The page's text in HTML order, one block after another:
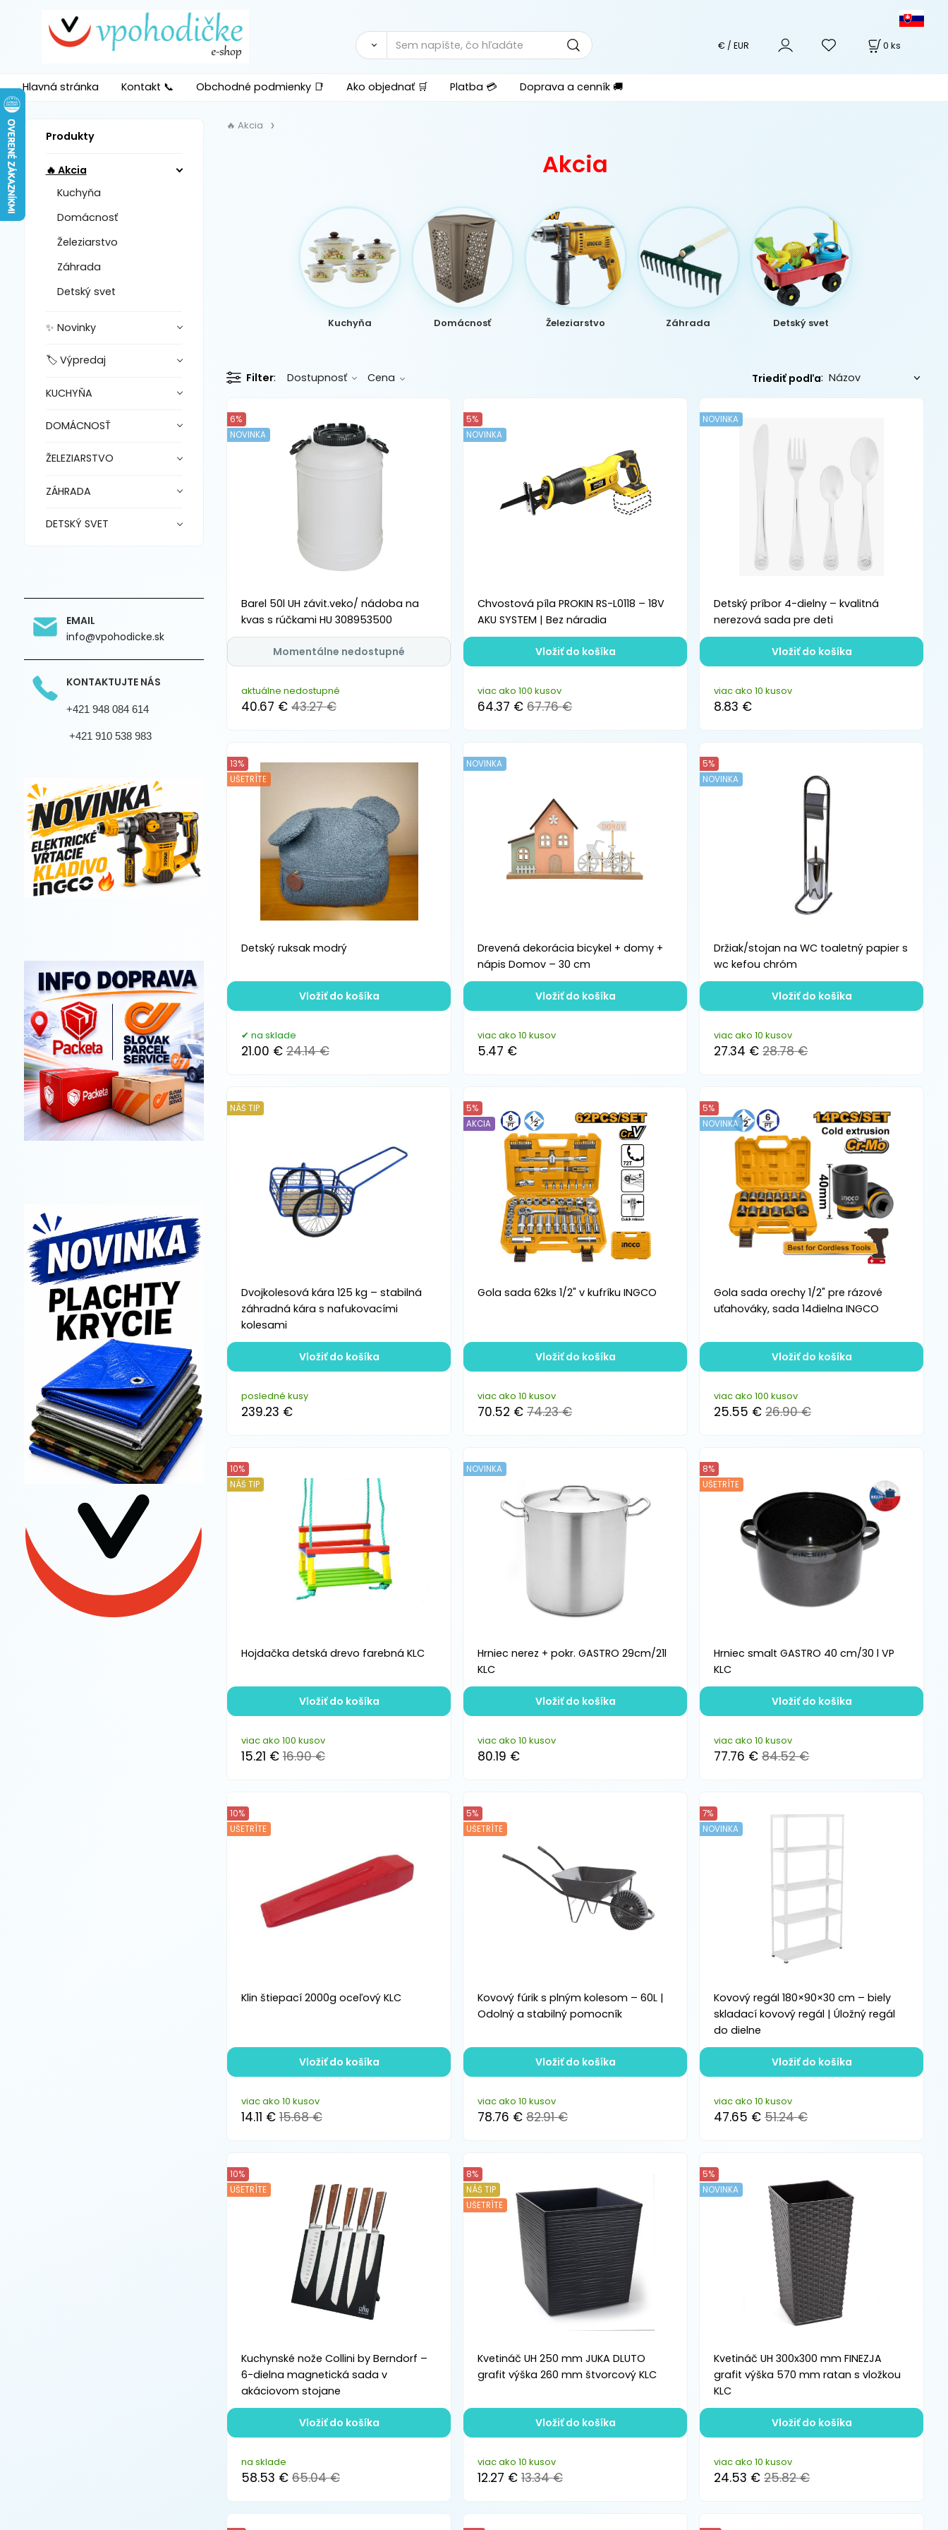
0 ks
€ / EUR
Hlavná stránka Kontakt 📞 Obchodné podmienky 📑 Ako objednať 🛒 Platba 💳 Doprava a cenník 🚚
Produkty
🔥 Akcia
Kuchyňa
Domácnosť
Železiarstvo
Záhrada
Detský svet
✨ Novinky
🏷️ Výpredaj
KUCHYŇA
DOMÁCNOSŤ
ŽELEZIARSTVO
ZÁHRADA
DETSKÝ SVET
EMAIL
info@vpohodicke.sk
KONTAKTUJTE NÁS
+421 948 084 614
+421 910 538 983
🔥 Akcia
Akcia
Kuchyňa Domácnosť Železiarstvo Záhrada Detský svet
Filter Dostupnosť Cena Triediť podľa:
Barel 50l UH závit.veko/ nádoba na
kvas s rúčkami HU 308953500
6%
NOVINKA
aktuálne nedostupné
40.67 € 43.27 €
Momentálne nedostupné
Chvostová píla PROKIN RS-L0118 – 18V
AKU SYSTEM | Bez náradia
5%
NOVINKA
viac ako 100 kusov
64.37 € 67.76 €
Vložiť do košíka
Detský príbor 4-dielny – kvalitná
nerezová sada pre deti
NOVINKA
viac ako 10 kusov
8.83 €
Vložiť do košíka
Detský ruksak modrý
13%
UŠETRÍTE
na sklade
21.00 € 24.14 €
Vložiť do košíka
Drevená dekorácia bicykel + domy +
nápis Domov – 30 cm
NOVINKA
viac ako 10 kusov
5.47 €
Vložiť do košíka
Držiak/stojan na WC toaletný papier s
wc kefou chróm
5%
NOVINKA
viac ako 10 kusov
27.34 € 28.78 €
Vložiť do košíka
Dvojkolesová kára 125 kg – stabilná
záhradná kára s nafukovacími
kolesami
NÁŠ TIP
posledné kusy
239.23 €
Vložiť do košíka
Gola sada 62ks 1/2" v kufríku INGCO
5%
AKCIA
viac ako 10 kusov
70.52 € 74.23 €
Vložiť do košíka
Gola sada orechy 1/2" pre rázové
uťahováky, sada 14dielna INGCO
5%
NOVINKA
viac ako 100 kusov
25.55 € 26.90 €
Vložiť do košíka
Hojdačka detská drevo farebná KLC
10%
NÁŠ TIP
viac ako 100 kusov
15.21 € 16.90 €
Vložiť do košíka
Hrniec nerez + pokr. GASTRO 29cm/21l
KLC
NOVINKA
viac ako 10 kusov
80.19 €
Vložiť do košíka
Hrniec smalt GASTRO 40 cm/30 l VP
KLC
8%
UŠETRÍTE
viac ako 10 kusov
77.76 € 84.52 €
Vložiť do košíka
Klin štiepací 2000g oceľový KLC
10%
UŠETRÍTE
viac ako 10 kusov
14.11 € 15.68 €
Vložiť do košíka
Kovový fúrik s plným kolesom – 60L |
Odolný a stabilný pomocník
5%
UŠETRÍTE
viac ako 10 kusov
78.76 € 82.91 €
Vložiť do košíka
Kovový regál 180×90×30 cm – biely
skladací kovový regál | Úložný regál
do dielne
7%
NOVINKA
viac ako 10 kusov
47.65 € 51.24 €
Vložiť do košíka
Kuchynské nože Collini by Berndorf –
6-dielna magnetická sada v
akáciovom stojane
10%
UŠETRÍTE
na sklade
58.53 € 65.04 €
Vložiť do košíka
Kvetináč UH 250 mm JUKA DLUTO
grafit výška 260 mm štvorcový KLC
8%
NÁŠ TIP
UŠETRÍTE
viac ako 10 kusov
12.27 € 13.34 €
Vložiť do košíka
Kvetináč UH 300x300 mm FINEZJA
grafit výška 570 mm ratan s vložkou
KLC
5%
NOVINKA
viac ako 10 kusov
24.53 € 25.82 €
Vložiť do košíka